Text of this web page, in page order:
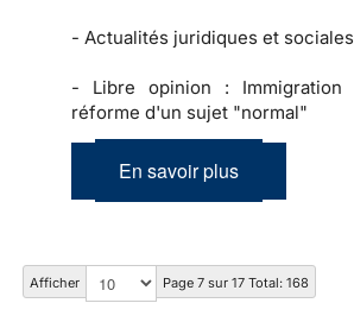
- Actualités juridiques et sociales
- Libre opinion :
réforme d'un sujet "normal"
En savoir plus
Afficher Page 7 sur 17 Total: 168